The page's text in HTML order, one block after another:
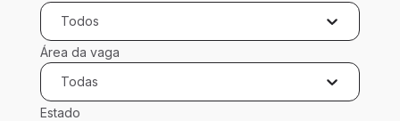
Todos
Área da vaga
Todas
Estado